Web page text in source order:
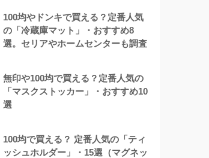
100均やドンキで買える？定番人気
の「冷蔵庫マット」・おすすめ8
選。セリアやホームセンターも調査
無印や100均で買える？定番人気の
「マスクストッカー」・おすすめ10
選
100均で買える？ 定番人気の「ティ
ッシュホルダー」・15選（マグネッ